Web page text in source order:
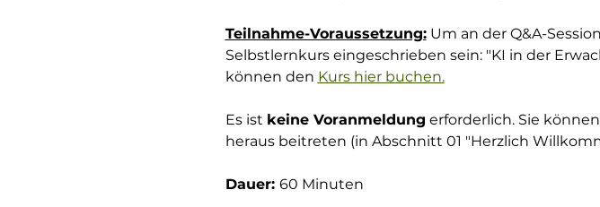
Teilnahme-Voraussetzung: Um an der Q&A-
Selbstlernkurs eingeschrieben sein: "KI in der
können den Kurs hier buchen.
Es ist keine Voranmeldung erforderlich. Sie
heraus beitreten (in Abschnitt 01 "Herzlich
Dauer: 60 Minuten